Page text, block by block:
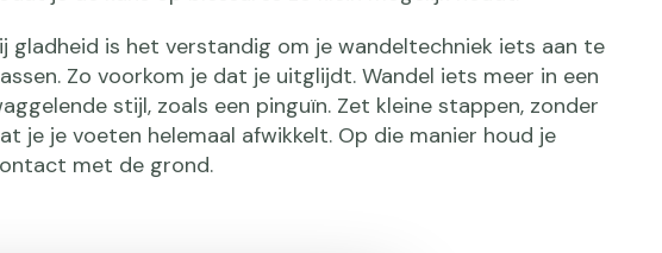
gladheid is het verstandig om je wandeltechniek iets aan te
Zo voorkom je dat je uitglijdt. Wandel iets meer in een
stijl, zoals een pinguïn. Zet kleine stappen, zonder
je je voeten helemaal afwikkelt. Op die manier houd je
met de grond.